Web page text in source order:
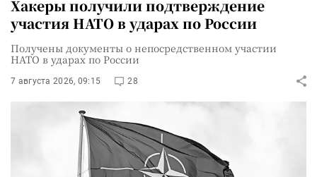
Хакеры получили подтверждение
участия НАТО в ударах по России
Получены документы о непосредственном участии
НАТО в ударах по России
7 августа 2026, 09:15 28